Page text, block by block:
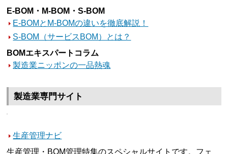
E-BOM・M-BOM・S-BOM
E-BOMとM-BOMの違いを徹底解説！
S-BOM（サービスBOM）とは？
BOMエキスパートコラム
製造業ニッポンの一品熱魂
製造業専門サイト
生産管理ナビ
生産管理・BOM管理特集のスペシャルサイトです。フェ